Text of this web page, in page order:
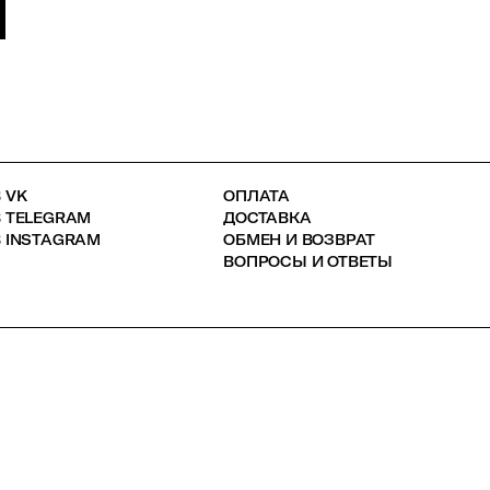
ОПЛАТА
ДОСТАВКА
ОБМЕН И ВОЗВРАТ
ВОПРОСЫ И ОТВЕТЫ